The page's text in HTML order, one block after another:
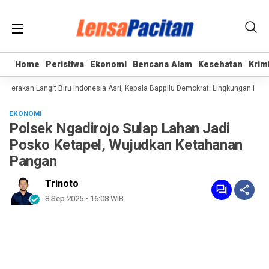
Home Peristiwa Ekonomi Bencana Alam Kesehatan
Home Peristiwa Ekonomi Bencana Alam Kesehatan
Langit Biru Indonesia Asri, Kepala Bappilu Demokrat: Lingkungan
EKONOMI
Polsek Ngadirojo Sulap Lahan Jadi
Posko Ketapel, Wujudkan Ketahanan
Pangan
Trinoto
8 Sep 2025 - 16:08 WIB